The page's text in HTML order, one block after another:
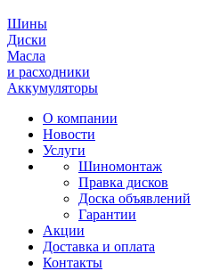
Шины
Диски
Масла
и расходники
Аккумуляторы
О компании
Новости
Услуги
Шиномонтаж
Правка дисков
Доска объявлений
Гарантии
Акции
Доставка и оплата
Контакты